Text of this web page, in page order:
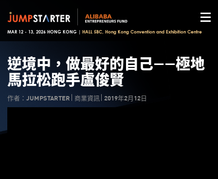
MAR 12 - 13, 2026 HONG KONG | HALL 5BC, Hong Kong Convention and Exhibition Centre
逆境中，做最好的自己——極地
馬拉松跑手盧俊賢
作者：JUMPSTARTER 商業資訊 2019年2月12日